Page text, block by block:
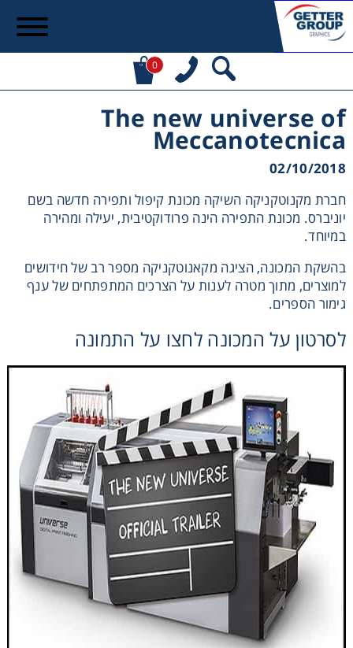
0
The new universe of
Meccanotecnica
02/10/2018
חברת מקנוטקניקה השיקה מכונת קיפול ותפירה חדשה בשם
יוניברס. מכונת התפירה הינה פרודוקטיבית, יעילה ומהירה
במיוחד.
בהשקת המכונה, הציגה מקאנוטקניקה מספר רב של חידושים
למוצרים, מתוך מטרה לענות על הצרכים המתפתחים של ענף
גימור הספרים.
לסרטון על המכונה לחצו על התמונה
אני מאשר קבלת חומרים פרסומים מגטר
מעונין לקבל הצעת מחיר או מידע עבור:
חומרי גלם לשילוט
חומרי גלם לדפוס